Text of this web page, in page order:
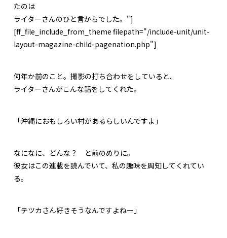
たのは
ライターさんのひと言からでした。"]
[ff_file_include_from_theme filepath="/include-unit/unit-
layout-magazine-child-pagenation.php"]
何年か前のこと。撮影の打ち合わせをしていると、
ライターさんがこんな話をしてくれた。
「沖縄におもしろい村があるらしいんですよ」
なになに、どんな？ と前のめりに。
彼女はこの連載を読んでいて、私の趣味を周知してくれてい
る。
「テツカさん好きそうなんですよねー」